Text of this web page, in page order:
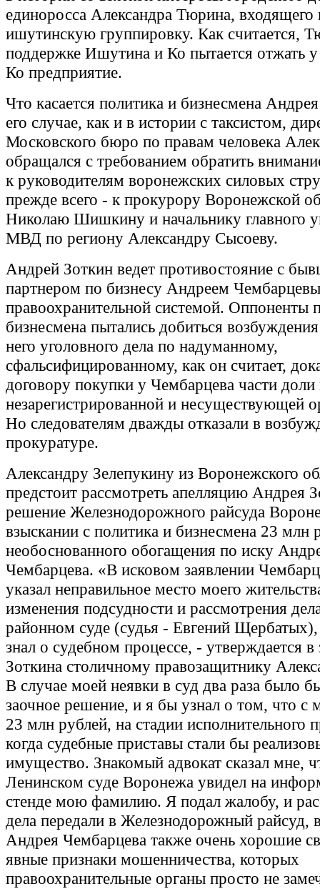
единоросса Александра Тюрина, входящего
ишутинскую группировку. Как считается,
поддержке Ишутина и Ко пытается отжать
Ко предприятие.
Что касается политика и бизнесмена
его случае, как и в истории с таксистом,
Московского бюро по правам человека
обращался с требованием обратить
к руководителям воронежских силовых
прежде всего - к прокурору Воронежской
Николаю Шишкину и начальнику главного
МВД по региону Александру Сысоеву.
Андрей Зоткин ведет противостояние с
партнером по бизнесу Андреем
правоохранительной системой. Оппоненты
бизнесмена пытались добиться
него уголовного дела по надуманному,
сфальсифицированному, как он считает,
договору покупки у Чембарцева части доли
незарегистрированной и несуществующей
Но следователям дважды отказали в
прокуратуре.
Александру Зелепукину из Воронежского
предстоит рассмотреть апелляцию Андрея
решение Железнодорожного райсуда
взыскании с политика и бизнесмена 23 млн
необоснованного обогащения по иску
Чембарцева. «В исковом заявлении
указал неправильное место моего
изменения подсудности и рассмотрения
районном суде (судья - Евгений
знал о судебном процессе, - утверждается в
Зоткина столичному правозащитнику
В случае моей неявки в суд два раза было
заочное решение, и я бы узнал о том, что с
23 млн рублей, на стадии исполнительного
когда судебные приставы стали бы
имущество. Знакомый адвокат сказал мне,
Ленинском суде Воронежа увидел на
стенде мою фамилию. Я подал жалобу, и
дела передали в Железнодорожный райсуд,
Андрея Чембарцева также очень хорошие
явные признаки мошенничества, которых
правоохранительные органы просто не